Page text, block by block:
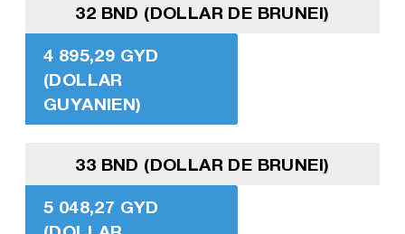
32 BND (DOLLAR DE BRUNEI)
4 895,29 GYD
(DOLLAR
GUYANIEN)
33 BND (DOLLAR DE BRUNEI)
5 048,27 GYD